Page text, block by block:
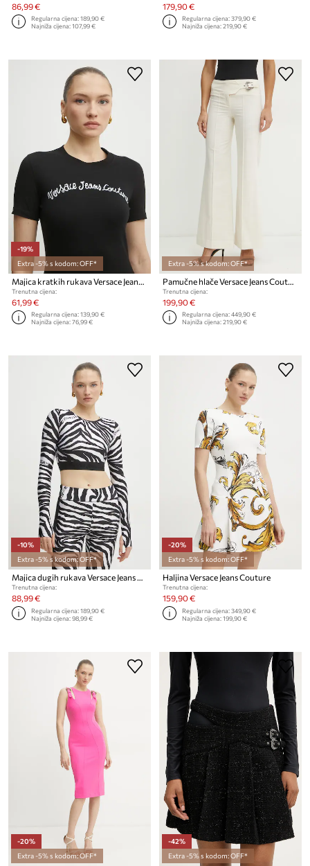
86,99 €
Regularna cijena:189,90 €
Najniža cijena:107,99 €
179,90 €
Regularna cijena:379,90 €
Najniža cijena:219,90 €
-19%
Extra -5% s kodom: OFF*
Majica kratkih rukava Versace Jeans Couture
Trenutna cijena:
61,99 €
Regularna cijena:139,90 €
Najniža cijena:76,99 €
Extra -5% s kodom: OFF*
Pamučne hlače Versace Jeans Couture
Trenutna cijena:
199,90 €
Regularna cijena:449,90 €
Najniža cijena:219,90 €
-10%
Extra -5% s kodom: OFF*
Majica dugih rukava Versace Jeans Couture
Trenutna cijena:
88,99 €
Regularna cijena:189,90 €
Najniža cijena:98,99 €
-20%
Extra -5% s kodom: OFF*
Haljina Versace Jeans Couture
Trenutna cijena:
159,90 €
Regularna cijena:349,90 €
Najniža cijena:199,90 €
-20%
Extra -5% s kodom: OFF*
-42%
Extra -5% s kodom: OFF*